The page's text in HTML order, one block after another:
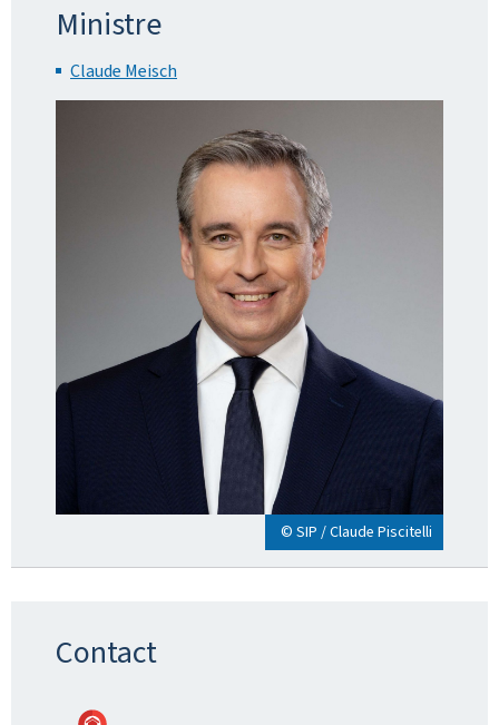
Ministre
Claude Meisch
© SIP / Claude Piscitelli
Contact